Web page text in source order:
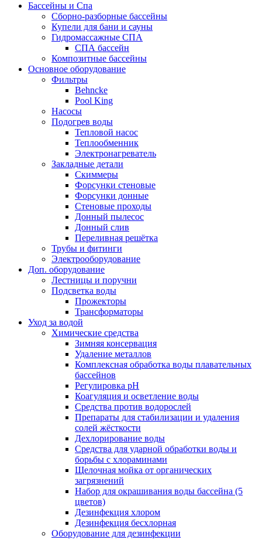
Бассейны и Спа
Сборно-разборные бассейны
Купели для бани и сауны
Гидромассажные СПА
СПА бассейн
Композитные бассейны
Основное оборудование
Фильтры
Behncke
Pool King
Насосы
Подогрев воды
Тепловой насос
Теплообменник
Электронагреватель
Закладные детали
Скиммеры
Форсунки стеновые
Форсунки донные
Стеновые проходы
Донный пылесос
Донный слив
Переливная решётка
Трубы и фитинги
Электрооборудование
Доп. оборудование
Лестницы и поручни
Подсветка воды
Прожекторы
Трансформаторы
Уход за водой
Химические средства
Зимняя консервация
Удаление металлов
Комплексная обработка воды плавательных
бассейнов
Регулировка рH
Коагуляция и осветление воды
Средства против водорослей
Препараты для стабилизации и удаления
солей жёсткости
Дехлорирование воды
Средства для ударной обработки воды и
борьбы с хлораминами
Щелочная мойка от органических
загрязнений
Набор для окрашивания воды бассейна (5
цветов)
Дезинфекция хлором
Дезинфекция бесхлорная
Оборудование для дезинфекции